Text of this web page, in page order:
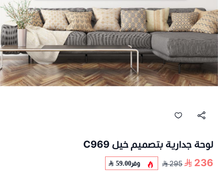
لوحة جدارية بتصميم خيل C969
236
295 وفر59.00